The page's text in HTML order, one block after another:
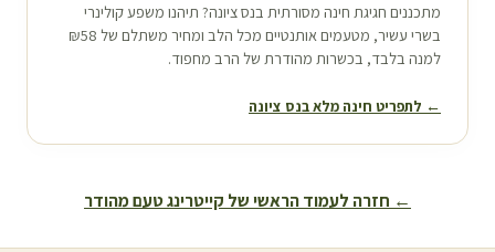
מתכננים חגיגת חינה מסורתית בנס ציונה? תיהנו משפע קולינרי
בשרי עשיר, מטעמים אותנטיים מכל הלב ומחיר משתלם של ₪58
למנה בלבד, בכשרות מהודרת של הרב מחפוד.
← לתפריט חינה מלא בנס ציונה
← חזרה לעמוד הראשי של קייטרינג טעם מהודר